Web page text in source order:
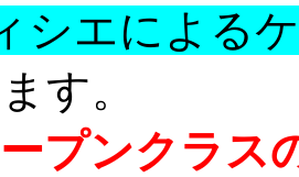
シエによる
す。
ープンクラス